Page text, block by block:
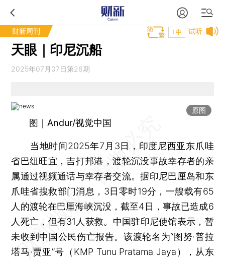
财新周刊 试听
T中
天眼｜印尼沉船
2025年07月07日第26期
原图
图｜Andur/视觉中国
当地时间2025年7月3日，印度尼西亚东爪哇
省巴纽旺宜，吉打邦港，渡轮沉没事故幸存者的亲
属通过视频通话与幸存者交流。据印尼巴厘岛和东
爪哇省搜救部门消息，3日零时19分，一艘载有65
人的渡轮在巴厘海峡沉没，截至4日，事故已造成6
人死亡，但有31人获救。中国驻印尼使馆表示，暂
未收到中国公民伤亡报告。该渡轮名为“图努·普拉
塔马·贾亚”号（KMP Tunu Pratama Jaya），从东